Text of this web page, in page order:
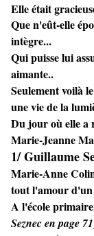
Elle était
Que n'eût-elle
intègre...
Qui puisse lui
aimante..
Seulement voilà
une vie de la
Du jour où elle a
Marie-Jeanne
1/ Guillaume
Marie-Anne
tout l'amour
A l'école
Seznec en page